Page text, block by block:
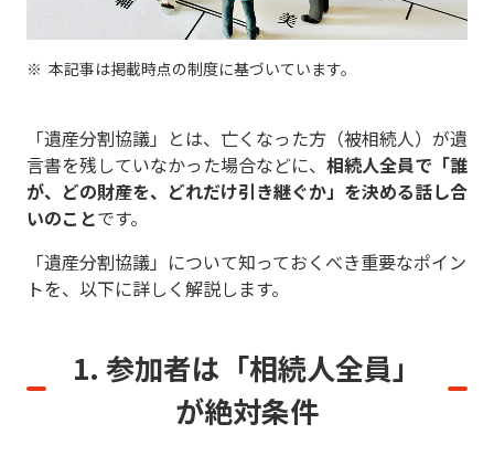
本記事は掲載時点の制度に基づいています。
「遺産分割協議」とは、亡くなった方（被相続人）が遺
言書を残していなかった場合などに、 相続人全員で「誰
が、どの財産を、どれだけ引き継ぐか」を決める話し合
いのことです。
「遺産分割協議」について知っておくべき重要なポイン
トを、以下に詳しく解説します。
1. 参加者は「相続人全員」
が絶対条件